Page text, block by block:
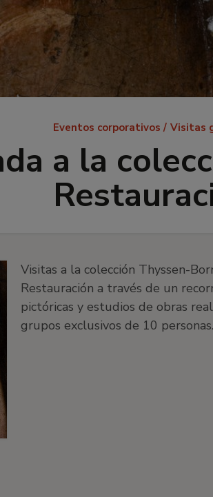
Ruta
de
navegación
Eventos corporativos Visitas
a la
Visitas a la colección Thyssen-
Restauración a través de un
pictóricas y estudios de obras
grupos exclusivos de 10 personas.